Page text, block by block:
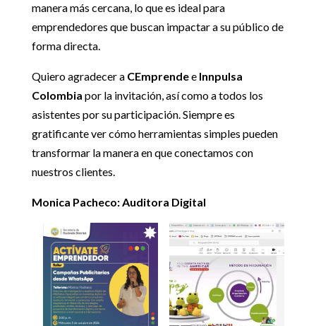
manera más cercana, lo que es ideal para
emprendedores que buscan impactar a su público de
forma directa.
Quiero agradecer a CEmprendee Innpulsa
Colombia por la invitación, así como a todos los
asistentes por su participación. Siempre es
gratificante ver cómo herramientas simples pueden
transformar la manera en que conectamos con
nuestros clientes.
Monica Pacheco: Auditora Digital